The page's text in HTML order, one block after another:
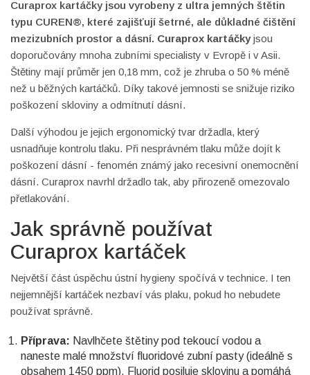
Curaprox kartáčky jsou vyrobeny z ultra jemných štětin
typu CUREN®, které zajišťují šetrné, ale důkladné čištění
mezizubních prostor a dásní. Curaprox kartáčkyjsou
doporučovány mnoha zubními specialisty v Evropě i v Asii.
Štětiny mají průměr jen 0,18 mm, což je zhruba o 50 % méně
než u běžných kartáčků. Díky takové jemnosti se snižuje riziko
poškození skloviny a odmítnutí dásní.
Další výhodou je jejich ergonomický tvar držadla, který
usnadňuje kontrolu tlaku. Při nesprávném tlaku může dojít k
poškození dásní - fenomén známý jako recesivní onemocnění
dásní. Curaprox navrhl držadlo tak, aby přirozeně omezovalo
přetlakování.
Jak správně používat
Curaprox kartáček
Největší část úspěchu ústní hygieny spočívá v technice. I ten
nejjemnější kartáček nezbaví vás plaku, pokud ho nebudete
používat správně.
Příprava: Navlhčete štětiny pod tekoucí vodou a
naneste malé množství fluoridové zubní pasty (ideálně s
obsahem 1450 ppm). Fluorid posiluje sklovinu a pomáhá